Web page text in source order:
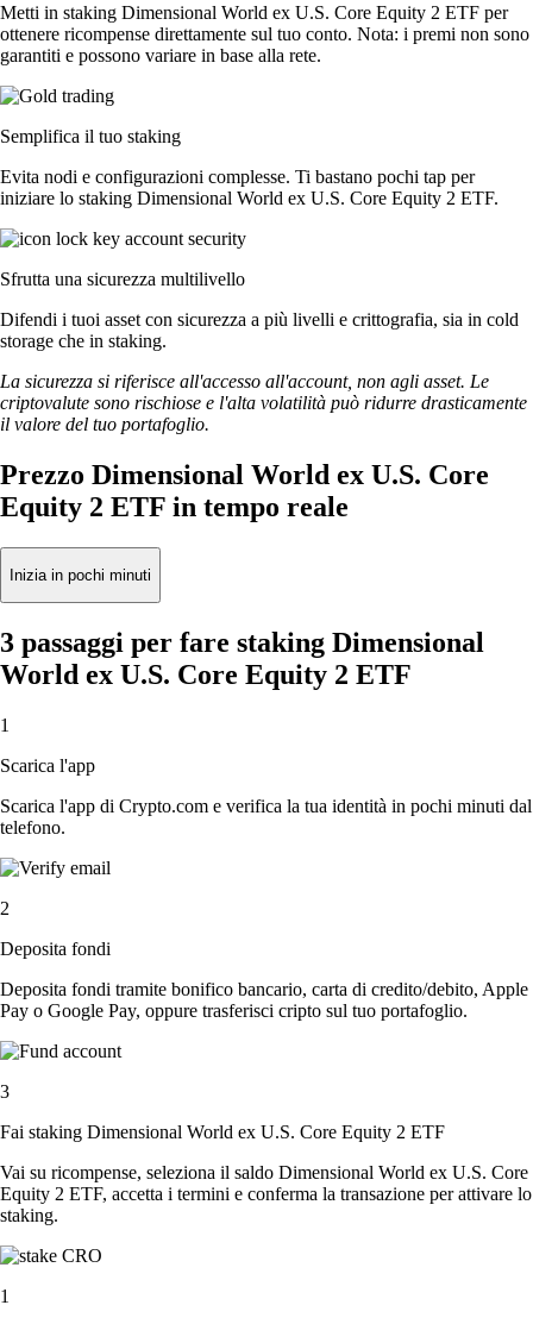
Metti in staking Dimensional World ex U.S. Core Equity 2 ETF per
ottenere ricompense direttamente sul tuo conto. Nota: i premi non sono
garantiti e possono variare in base alla rete.
Semplifica il tuo staking
Evita nodi e configurazioni complesse. Ti bastano pochi tap per
iniziare lo staking Dimensional World ex U.S. Core Equity 2 ETF.
Sfrutta una sicurezza multilivello
Difendi i tuoi asset con sicurezza a più livelli e crittografia, sia in cold
storage che in staking.
La sicurezza si riferisce all'accesso all'account, non agli asset. Le
criptovalute sono rischiose e l'alta volatilità può ridurre drasticamente
il valore del tuo portafoglio.
Prezzo Dimensional World ex U.S. Core
Equity 2 ETF in tempo reale
Inizia in pochi minuti
3 passaggi per fare staking Dimensional
World ex U.S. Core Equity 2 ETF
1
Scarica l'app
Scarica l'app di Crypto.com e verifica la tua identità in pochi minuti dal
telefono.
2
Deposita fondi
Deposita fondi tramite bonifico bancario, carta di credito/debito, Apple
Pay o Google Pay, oppure trasferisci cripto sul tuo portafoglio.
3
Fai staking Dimensional World ex U.S. Core Equity 2 ETF
Vai su ricompense, seleziona il saldo Dimensional World ex U.S. Core
Equity 2 ETF, accetta i termini e conferma la transazione per attivare lo
staking.
1